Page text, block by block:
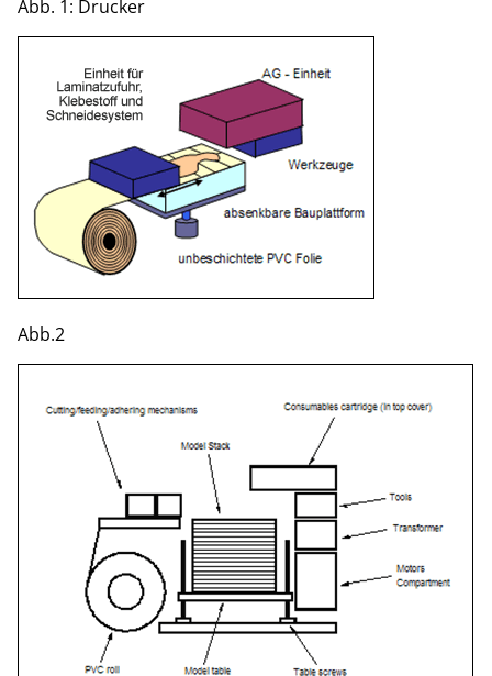
Abb. 1: Drucker
Abb.2